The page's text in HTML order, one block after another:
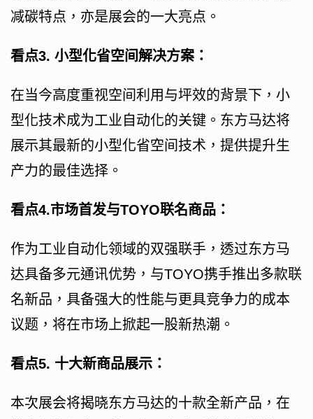
减碳特点，亦是展会的一大亮点。
看点3. 小型化省空间解决方案：
在当今高度重视空间利用与坪效的背景下，小
型化技术成为工业自动化的关键。东方马达将
展示其最新的小型化省空间技术，提供提升生
产力的最佳选择。
看点4.市场首发与TOYO联名商品：
作为工业自动化领域的双强联手，透过东方马
达具备多元通讯优势，与TOYO携手推出多款联
名新品，具备强大的性能与更具竞争力的成本
议题，将在市场上掀起一股新热潮。
看点5. 十大新商品展示：
本次展会将揭晓东方马达的十款全新产品，在